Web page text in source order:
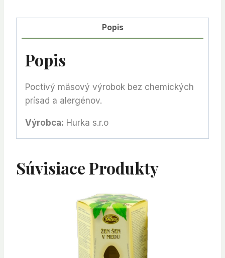
Popis
Popis
Poctivý mäsový výrobok bez chemických
prísad a alergénov.
Výrobca: Hurka s.r.o
Súvisiace Produkty